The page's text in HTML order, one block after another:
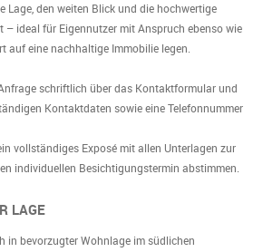
Lage, den weiten Blick und die hochwertige
– ideal für Eigennutzer mit Anspruch ebenso wie
auf eine nachhaltige Immobilie legen.
schriftlich über das Kontaktformular und
Kontaktdaten sowie eine Telefonnummer
vollständiges Exposé mit allen Unterlagen zur
individuellen Besichtigungstermin abstimmen.
LAGE
in bevorzugter Wohnlage im südlichen